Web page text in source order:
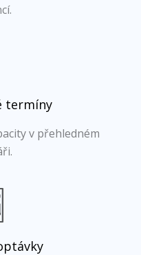
termíny
v přehledném